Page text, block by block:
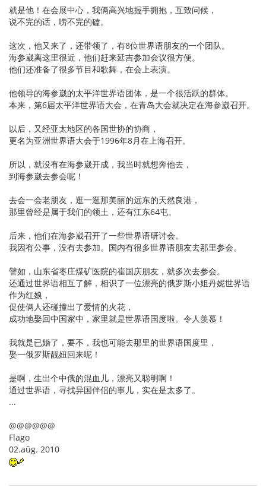
就是他！在会展中心，我俩高兴地握手拥抱，互致问候，
说不完的话，唠不完的磕。
这次，他又来了，还带领了，有8位世界语朋友的一个团队。
海参崴离这里很近，他们赶来延吉参加会议很方便。
他们还准备了很多节目和歌舞，在会上表演。
他领导的海参崴的太平洋世界语团体，是一个很活跃的群体。
本来，第6届太平洋世界语大会，在青岛大会就决定在海参崴召开。
以后，又经亚太地区的各国世协的协商，
更名为亚洲世界语大会于1996年8月在上海召开。
所以，就没有在海参崴开成，我当时就想奔他去，
到海参崴去参会呢！
去会一会老朋友，逛一逛那美丽的远东的天然良港，
那里曾经是属于我们的领土，还有江东64屯。
后来，他们在海参崴召开了一些世界语研讨会。
我因有公事，没有去参加。国内有很多世界语朋友去那里参会。
譬如，山东省枣庄煤矿医院的崔国庆朋友，就多次去参会。
还通过世界语相互了解，相识了一位漂亮的俄罗斯小姐丹妮世界语
作为红娘，
促使俩人还碰撞出了爱情的火花，
成功地娶回中国家中，家里就是世界语国度啦。令人羡慕！
我就是已婚了，要不，我也可能去那里的世界语国度里，
娶一俄罗斯靓妞回来呢！
是啊，生出个中俄的混血儿，漂亮又聪明啊！
通过世界语，寻找异国伴侣的事儿，实在是太多了。
...
@@@@@@
Flago
02.aŭg. 2010